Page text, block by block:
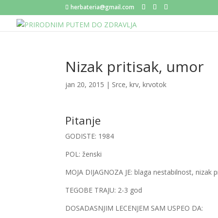
herbateria@gmail.com
Nizak pritisak, umor
jan 20, 2015 | Srce, krv, krvotok
Pitanje
GODISTE: 1984
POL: ženski
MOJA DIJAGNOZA JE: blaga nestabilnost, nizak
TEGOBE TRAJU: 2-3 god
DOSADASNJIM LECENJEM SAM USPEO DA: